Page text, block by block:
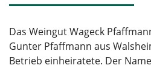
Das Weingut Wageck
Gunter Pfaffmann aus
Betrieb einheiratete. Der